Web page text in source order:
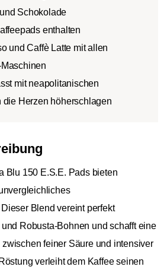
Schokolade
enthalten
und Caffè Latte mit allen
mit neapolitanischen
die Herzen höherschlagen
Blu 150 E.S.E. Pads bieten
Blend vereint perfekt
Robusta-Bohnen und schafft eine
feiner Säure und intensiver
verleiht dem Kaffee seinen